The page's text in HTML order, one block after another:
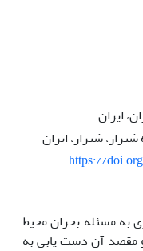
ایران
شیراز، ایران
https://
به مسئله بحران محیط
مقصد آن دست یابی به